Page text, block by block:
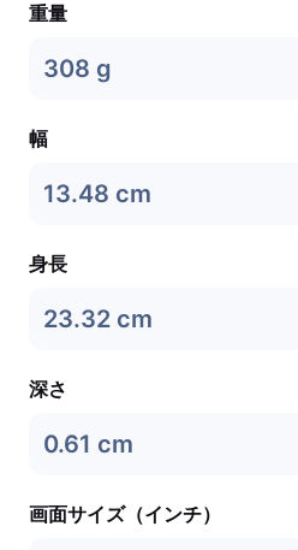
重量
308 g
幅
13.48 cm
身長
23.32 cm
深さ
0.61 cm
画面サイズ（インチ）